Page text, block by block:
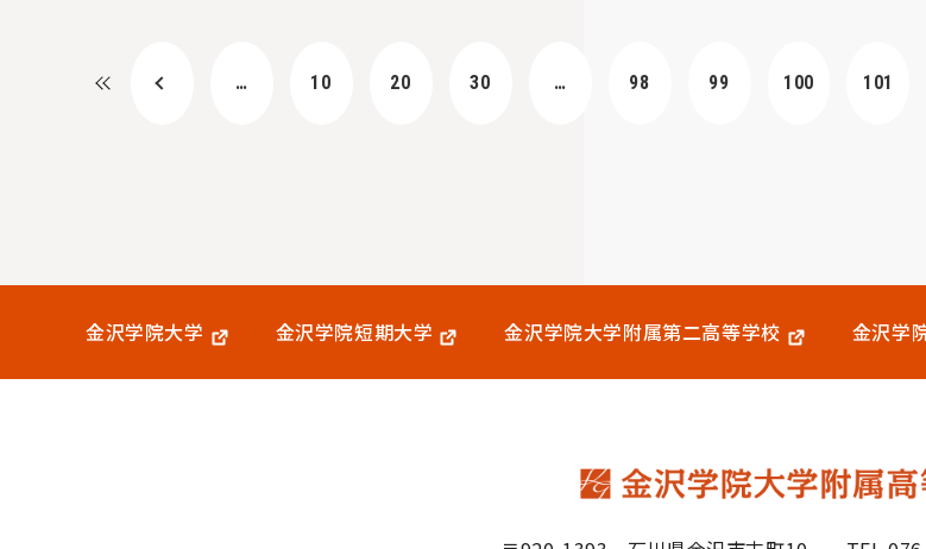
… 10 20 30 … 98 99 100 101
金沢学院大学 金沢学院短期大学 金沢学院大学附属第二高等学校 金沢学